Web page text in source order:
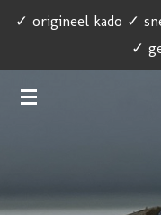
Ga
naar
de
✓ origineel kado ✓
✓